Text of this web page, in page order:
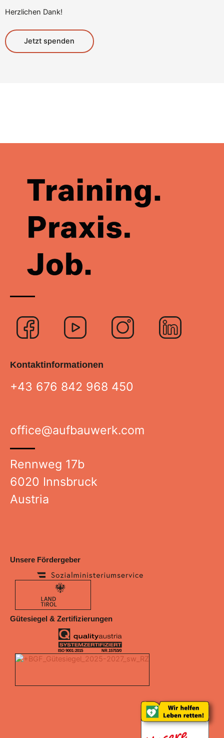
Herzlichen Dank!
Jetzt spenden
Logo
Facebook
Logo
Youtube
LogoLogo
Kontaktinformationen
+43 676 842 968 450
office@aufbauwerk.com
Rennweg 17b
6020 Innsbruck
Austria
Unsere Fördergeber
Gütesiegel & Zertifizierungen